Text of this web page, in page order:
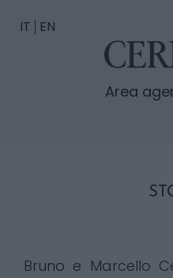
Area
IT EN
Bruno e Marcello